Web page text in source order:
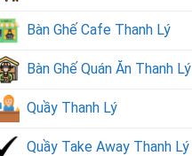
Bàn Ghế Cafe Thanh Lý
Bàn Ghế Quán Ăn Thanh Lý
Quầy Thanh Lý
Quầy Take Away Thanh Lý